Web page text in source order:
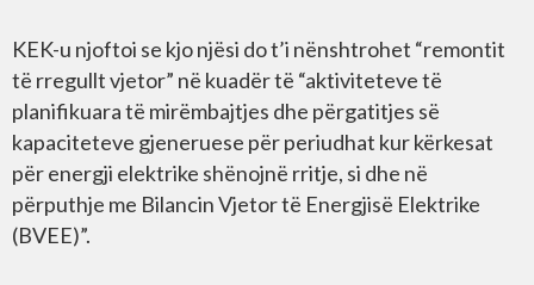
KEK-u njoftoi se kjo njësi do t’i nënshtrohet “remontit
të rregullt vjetor” në kuadër të “aktiviteteve të
planifikuara të mirëmbajtjes dhe përgatitjes së
kapaciteteve gjeneruese për periudhat kur kërkesat
për energji elektrike shënojnë rritje, si dhe në
përputhje me Bilancin Vjetor të Energjisë Elektrike
(BVEE)”.